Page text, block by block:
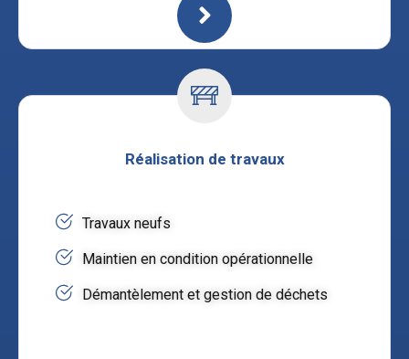
Réalisation de travaux
Travaux neufs
Maintien en condition opérationnelle
Démantèlement et gestion de déchets